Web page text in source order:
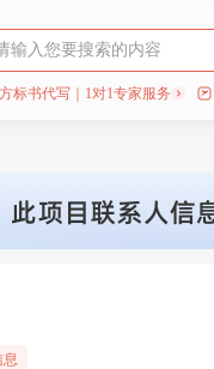
标书代写｜1对1专家服务